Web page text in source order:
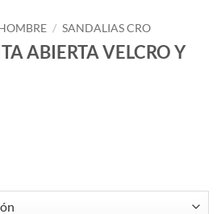
/ SANDALIAS CRO
ABIERTA VELCRO Y